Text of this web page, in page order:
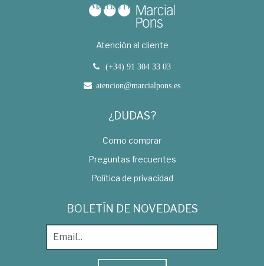
Atención al cliente
(+34) 91 304 33 03
atencion@marcialpons.es
¿DUDAS?
Como comprar
Preguntas frecuentes
Política de privacidad
BOLETÍN DE NOVEDADES